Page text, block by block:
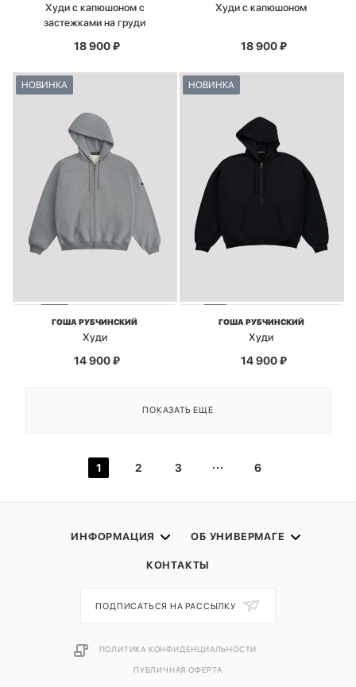
Худи с капюшоном с
застежками на груди
18 900₽
Худи с капюшоном
18 900₽
НОВИНКА
ГОША РУБЧИНСКИЙ
Худи
14 900₽
НОВИНКА
ГОША РУБЧИНСКИЙ
Худи
14 900₽
ПОКАЗАТЬ ЕЩЕ
1 2 3 6
ИНФОРМАЦИЯ ОБ УНИВЕРМАГЕ
КОНТАКТЫ
ПОДПИСАТЬСЯ НА РАССЫЛКУ
ПОЛИТИКА КОНФИДЕНЦИАЛЬНОСТИ
ПУБЛИЧНАЯ ОФЕРТА